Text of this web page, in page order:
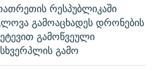
რესპუბლიკაში
გამოაცხადეს დრონების
გამოწვეული
გამო